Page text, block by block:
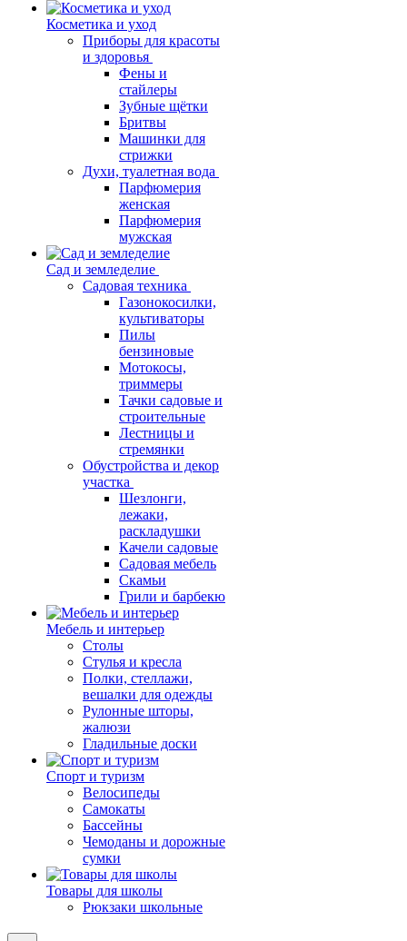
Косметика и уход
Приборы для красоты
и здоровья
Фены и
стайлеры
Зубные щётки
Бритвы
Машинки для
стрижки
Духи, туалетная вода
Парфюмерия
женская
Парфюмерия
мужская
Сад и земледелие
Садовая техника
Газонокосилки,
культиваторы
Пилы
бензиновые
Мотокосы,
триммеры
Тачки садовые и
строительные
Лестницы и
стремянки
Обустройства и декор
участка
Шезлонги,
лежаки,
раскладушки
Качели садовые
Садовая мебель
Скамьи
Грили и барбекю
Мебель и интерьер
Столы
Стулья и кресла
Полки, стеллажи,
вешалки для одежды
Рулонные шторы,
жалюзи
Гладильные доски
Спорт и туризм
Велосипеды
Самокаты
Бассейны
Чемоданы и дорожные
сумки
Товары для школы
Рюкзаки школьные